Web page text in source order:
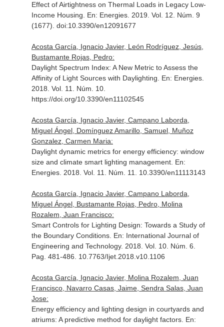
Effect of Airtightness on Thermal Loads in Legacy Low-
Income Housing. En: Energies. 2019. Vol. 12. Núm. 9
(1677). doi:10.3390/en12091677
Acosta García, Ignacio Javier, León Rodríguez, Jesús,
Bustamante Rojas, Pedro:
Daylight Spectrum Index: A New Metric to Assess the
Affinity of Light Sources with Daylighting. En: Energies.
2018. Vol. 11. Núm. 10.
https://doi.org/10.3390/en11102545
Acosta García, Ignacio Javier, Campano Laborda,
Miguel Ángel, Domínguez Amarillo, Samuel, Muñoz
Gonzalez, Carmen Maria:
Daylight dynamic metrics for energy efficiency: window
size and climate smart lighting management. En:
Energies. 2018. Vol. 11. Núm. 11. 10.3390/en11113143
Acosta García, Ignacio Javier, Campano Laborda,
Miguel Ángel, Bustamante Rojas, Pedro, Molina
Rozalem, Juan Francisco:
Smart Controls for Lighting Design: Towards a Study of
the Boundary Conditions. En: International Journal of
Engineering and Technology. 2018. Vol. 10. Núm. 6.
Pag. 481-486. 10.7763/Ijet.2018.v10.1106
Acosta García, Ignacio Javier, Molina Rozalem, Juan
Francisco, Navarro Casas, Jaime, Sendra Salas, Juan
Jose:
Energy efficiency and lighting design in courtyards and
atriums: A predictive method for daylight factors. En: